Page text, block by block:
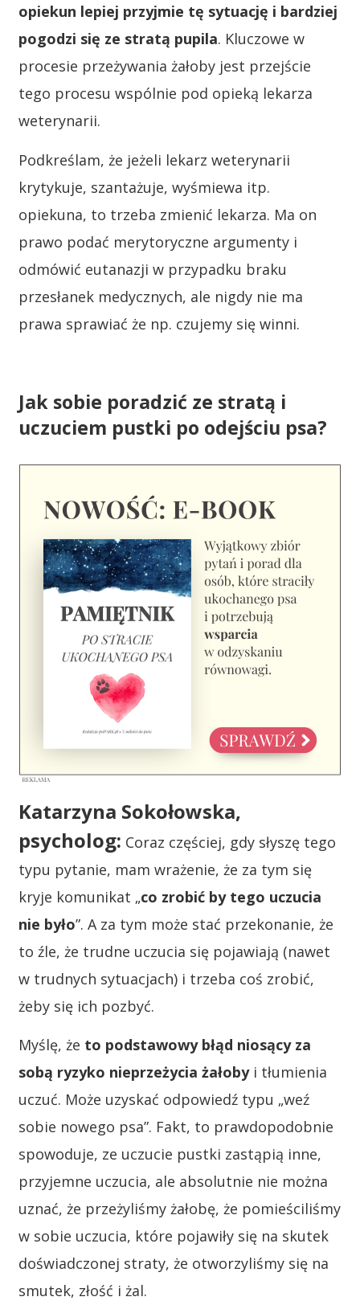
opiekun lepiej przyjmie tę sytuację i bardziej
pogodzi się ze stratą pupila. Kluczowe w
procesie przeżywania żałoby jest przejście
tego procesu wspólnie pod opieką lekarza
weterynarii.
Podkreślam, że jeżeli lekarz weterynarii
krytykuje, szantażuje, wyśmiewa itp.
opiekuna, to trzeba zmienić lekarza. Ma on
prawo podać merytoryczne argumenty i
odmówić eutanazji w przypadku braku
przesłanek medycznych, ale nigdy nie ma
prawa sprawiać że np. czujemy się winni.
Jak sobie poradzić ze stratą i
uczuciem pustki po odejściu psa?
Katarzyna Sokołowska,
psycholog: Coraz częściej, gdy słyszę tego
typu pytanie, mam wrażenie, że za tym się
kryje komunikat „co zrobić by tego uczucia
nie było”. A za tym może stać przekonanie, że
to źle, że trudne uczucia się pojawiają (nawet
w trudnych sytuacjach) i trzeba coś zrobić,
żeby się ich pozbyć.
Myślę, że to podstawowy błąd niosący za
sobą ryzyko nieprzeżycia żałobyi tłumienia
uczuć. Może uzyskać odpowiedź typu „weź
sobie nowego psa”. Fakt, to prawdopodobnie
spowoduje, ze uczucie pustki zastąpią inne,
przyjemne uczucia, ale absolutnie nie można
uznać, że przeżyliśmy żałobę, że pomieściliśmy
w sobie uczucia, które pojawiły się na skutek
doświadczonej straty, że otworzyliśmy się na
smutek, złość i żal.